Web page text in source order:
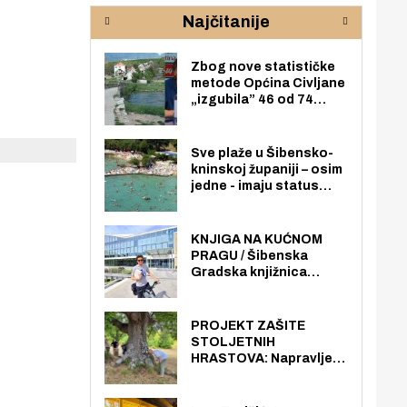
rijeke Krke
Najčitanije
Zbog nove statističke
metode Općina Civljane
„izgubila” 46 od 74
nego radno sposobnih
osoba među svojih 170
stanovnika.
Sve plaže u Šibensko-
kninskoj županiji – osim
jedne - imaju status
općoj upotrebi. Pristup
je slobodan i besplatan
za sve građane i
KNJIGA NA KUĆNOM
PRAGU / Šibenska
Gradska knjižnica
knjiga na kućnu adresu
električnim biciklom.
PROJEKT ZAŠITE
STOLJETNIH
HRASTOVA: Napravljen